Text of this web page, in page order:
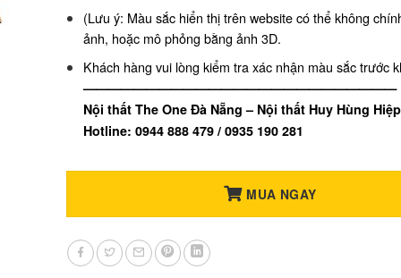
(Lưu ý: Màu sắc hiển thị trên website có thể không
ảnh, hoặc mô phỏng bằng ảnh 3D.
Khách hàng vui lòng kiểm tra xác nhận màu sắc trước
—————————————————————————
Nội thất The One Đà Nẵng – Nội thất Huy Hùng Hiệp
Hotline: 0944 888 479 / 0935 190 281
MUA NGAY